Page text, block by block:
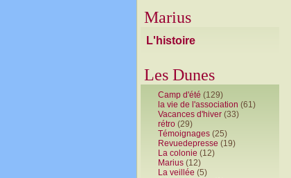
Marius
L'histoire
Les Dunes
Camp d'été (129)
la vie de l'association (61)
Vacances d'hiver (33)
rétro (29)
Témoignages (25)
Revuedepresse (19)
La colonie (12)
Marius (12)
La veillée (5)